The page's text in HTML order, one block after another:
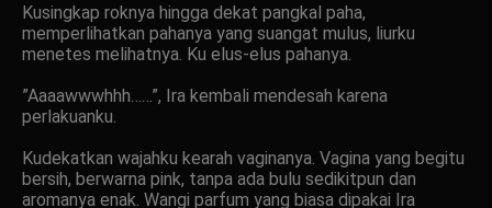
Kusingkap roknya hingga dekat pangkal paha,
memperlihatkan pahanya yang suangat mulus, liurku
menetes melihatnya. Ku elus-elus pahanya.
”Aaaawwwhhh……”, Ira kembali mendesah karena
perlakuanku.
Kudekatkan wajahku kearah vaginanya. Vagina yang begitu
bersih, berwarna pink, tanpa ada bulu sedikitpun dan
aromanya enak. Wangi parfum yang biasa dipakai Ira